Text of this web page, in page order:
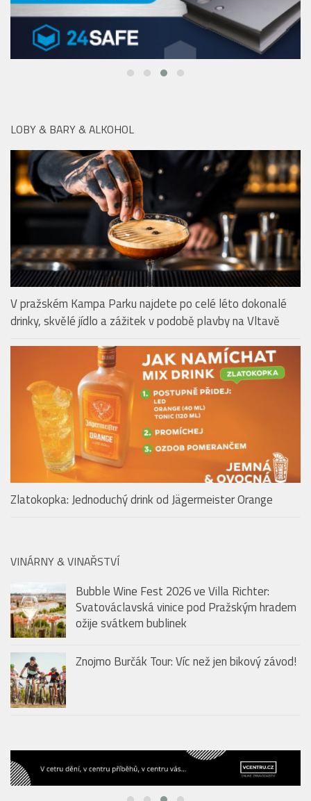
LOBY & BARY & ALKOHOL
V pražském Kampa Parku najdete po celé léto dokonalé
drinky, skvělé jídlo a zážitek v podobě plavby na Vltavě
VINÁRNY & VINAŘSTVÍ
Bubble Wine Fest 2026 ve Villa Richter:
ožije svátkem bublinek